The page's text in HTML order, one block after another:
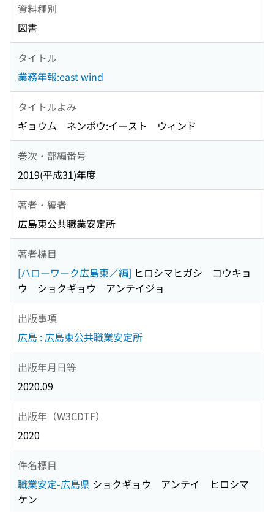
資料種別
図書
タイトル
業務年報:east wind
タイトルよみ
ギョウム ネンポウ:イースト ウィンド
巻次・部編番号
2019(平成31)年度
著者・編者
広島東公共職業安定所
著者標目
[ハローワーク広島東／編] ヒロシマヒガシ コウキョ
ウ ショクギョウ アンテイジョ
出版事項
広島 : 広島東公共職業安定所
出版年月日等
2020.09
出版年（W3CDTF）
2020
件名標目
職業安定-広島県 ショクギョウ アンテイ ヒロシマ
ケン